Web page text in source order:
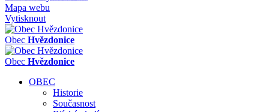
Mapa webu
Vytisknout
Obec Hvězdonice
Obec Hvězdonice
OBEC
Historie
Současnost